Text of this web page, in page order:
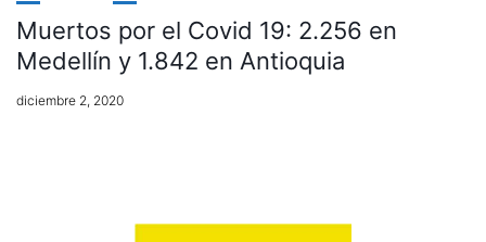
Muertos por el Covid 19: 2.256 en
Medellín y 1.842 en Antioquia
diciembre 2, 2020